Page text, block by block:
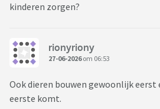
kinderen zorgen?
rionyriony
27-06-2026om 06:53
Ook dieren bouwen gewoonlijk eerst
eerste komt.